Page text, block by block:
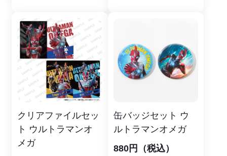
クリアファイルセッ
ト ウルトラマンオ
メガ
缶バッジセット ウ
ルトラマンオメガ
880円（税込）